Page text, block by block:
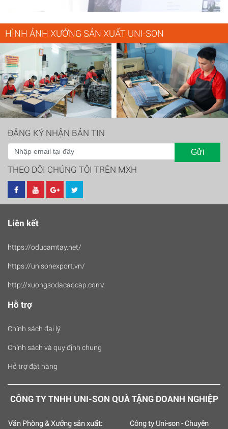
HÌNH ẢNH XƯỞNG SẢN XUẤT UNI-SON
ĐĂNG KÝ NHẬN BẢN TIN
Gửi
THEO DÕI CHÚNG TÔI TRÊN MXH
Liên kết
https://oducamtay.net/
https://unisonexport.vn/
http://xuongsodacaocap.com/
Hỗ trợ
Chính sách đại lý
Chính sách và quy định chung
Hỗ trợ đặt hàng
CÔNG TY TNHH UNI-SON QUÀ TẶNG DOANH NGHIỆP
Văn Phòng & Xưởng sản xuất: Công ty Uni-son - Chuyên